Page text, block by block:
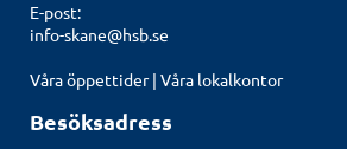
E-post:
info-skane@hsb.se
Våra öppettider | Våra lokalkontor
Besöksadress